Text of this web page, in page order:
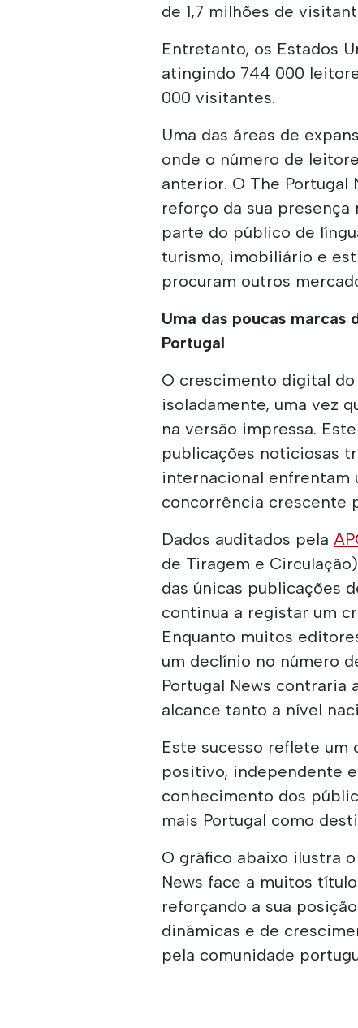
de 1,7 milhões de
Entretanto, os Estados
atingindo 744 000
000 visitantes.
Uma das áreas de
onde o número de
anterior. O The Portugal
reforço da sua presença
parte do público de
turismo, imobiliário e
procuram outros
Uma das poucas
Portugal
O crescimento digital
isoladamente, uma vez
na versão impressa.
publicações noticiosas
internacional enfrentam
concorrência crescente
Dados auditados pela
de Tiragem e
das únicas publicações
continua a registar um
Enquanto muitos
um declínio no número
Portugal News contraria
alcance tanto a nível
Este sucesso reflete
positivo, independente
conhecimento dos
mais Portugal como
O gráfico abaixo ilustra
News face a muitos
reforçando a sua
dinâmicas e de
pela comunidade